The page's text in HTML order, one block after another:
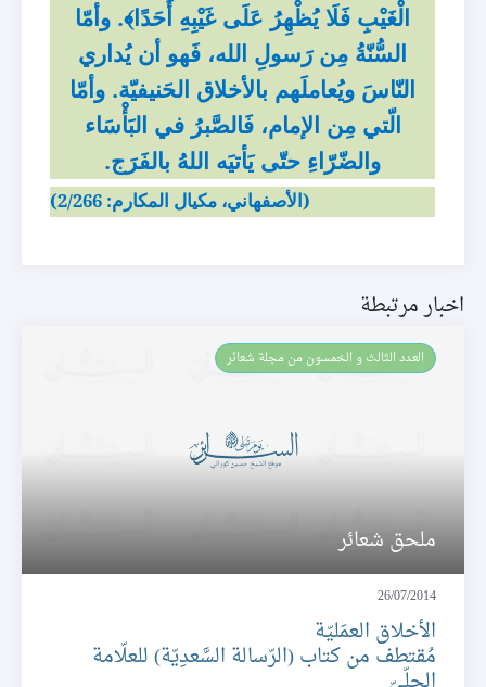
الْغَيْبِ فَلَا يُظْهِرُ عَلَى غَيْبِهِ أَحَدًا﴾. وأمّا
السُّنّةُ مِن رَسولِ الله، فَهو أن يُداري
النّاسَ ويُعاملَهم بالأخلاق الحَنيفيّة. وأمّا
الّتي مِن الإمام، فَالصَّبرُ في البَأْسَاء
والضّرّاءِ حتّى يَأتيَه اللهُ بالفَرَج.
(الأصفهاني، مكيال المكارم: 2/266)
اخبار مرتبطة
العـدد الثالث و الخمسون من مجلة شعائر
ملحق شعائر
26/07/2014
الأخلاق العمَليّة
مُقتطف من كتاب (الرّسالة السَّعدِيّة) للعلّامة